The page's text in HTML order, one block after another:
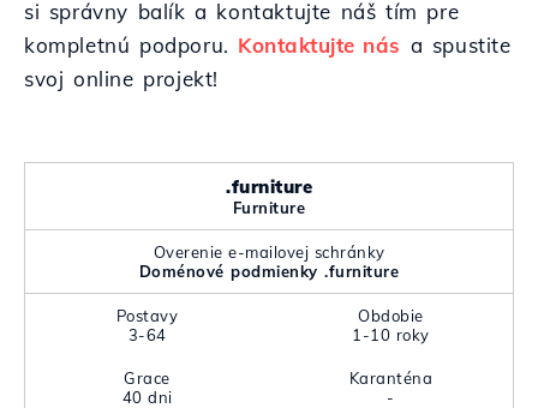
si správny balík a kontaktujte náš tím pre
kompletnú podporu. Kontaktujte nás a spustite
svoj online projekt!
.furniture
Furniture
Overenie e-mailovej schránky
Doménové podmienky .furniture
Postavy
3-64
Obdobie
1-10 roky
Grace
40 dni
Karanténa
-